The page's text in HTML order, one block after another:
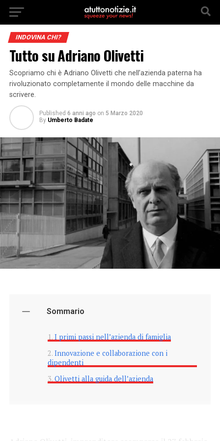
INDOVINA CHI?
Tutto su Adriano Olivetti
Scopriamo chi è Adriano Olivetti che nell’azienda paterna ha
rivoluzionato completamente il mondo delle macchine da
scrivere.
Published 6 anni ago on 5 Marzo 2020
By Umberto Badate
Sommario
I primi passi nell’azienda di famiglia
Innovazione e collaborazione con i
dipendenti
Olivetti alla guida dell’azienda